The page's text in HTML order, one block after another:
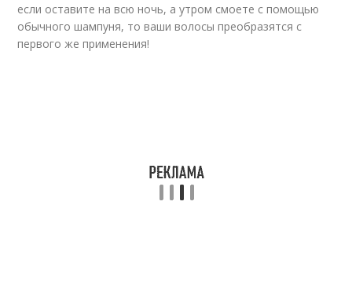
если оставите на всю ночь, а утром смоете с помощью
обычного шампуня, то ваши волосы преобразятся с
первого же применения!